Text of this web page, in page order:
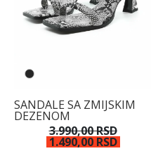
SANDALE SA ZMIJSKIM
DEZENOM
3.990,00 RSD
1.490,00 RSD